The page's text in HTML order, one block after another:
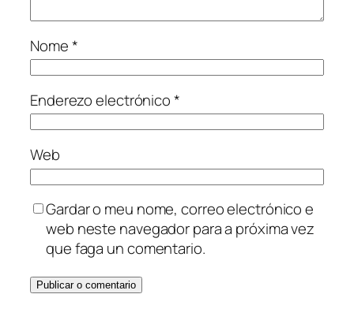
Nome*
Enderezo electrónico*
Web
Gardar o meu nome, correo electrónico e
web neste navegador para a próxima vez
que faga un comentario.